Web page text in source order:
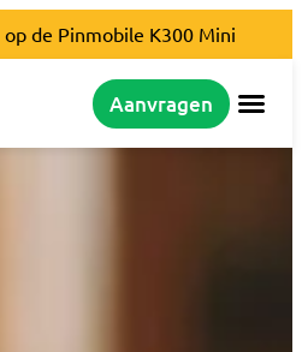
op de Pinmobile K300 Mini
Aanvragen